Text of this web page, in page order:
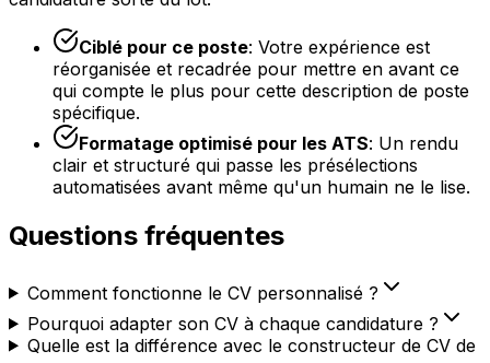
Ciblé pour ce poste: Votre expérience est
réorganisée et recadrée pour mettre en avant ce
qui compte le plus pour cette description de poste
spécifique.
Formatage optimisé pour les ATS: Un rendu
clair et structuré qui passe les présélections
automatisées avant même qu'un humain ne le lise.
Questions fréquentes
Comment fonctionne le CV personnalisé ?
Pourquoi adapter son CV à chaque candidature ?
Quelle est la différence avec le constructeur de CV de